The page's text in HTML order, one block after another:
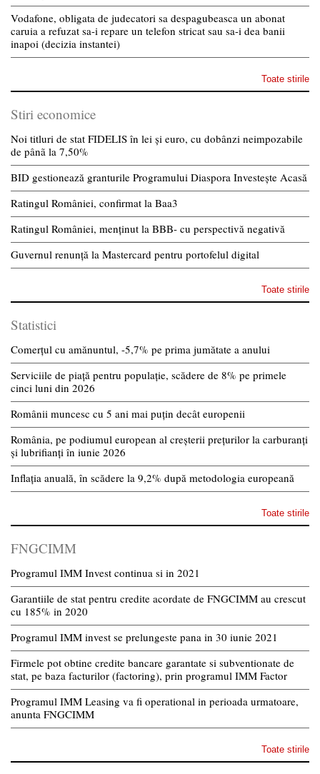
Vodafone, obligata de judecatori sa despagubeasca un abonat
caruia a refuzat sa-i repare un telefon stricat sau sa-i dea banii
inapoi (decizia instantei)
Toate stirile
Stiri economice
Noi titluri de stat FIDELIS în lei și euro, cu dobânzi neimpozabile
de pânã la 7,50%
BID gestionează granturile Programului Diaspora Investește Acasă
Ratingul României, confirmat la Baa3
Ratingul României, menținut la BBB- cu perspectivă negativă
Guvernul renunță la Mastercard pentru portofelul digital
Toate stirile
Statistici
Comerțul cu amănuntul, -5,7% pe prima jumătate a anului
Serviciile de piață pentru populație, scădere de 8% pe primele
cinci luni din 2026
Românii muncesc cu 5 ani mai puțin decât europenii
România, pe podiumul european al creșterii prețurilor la carburanți
și lubrifianți în iunie 2026
Inflația anuală, în scădere la 9,2% după metodologia europeană
Toate stirile
FNGCIMM
Programul IMM Invest continua si in 2021
Garantiile de stat pentru credite acordate de FNGCIMM au crescut
cu 185% in 2020
Programul IMM invest se prelungeste pana in 30 iunie 2021
Firmele pot obtine credite bancare garantate si subventionate de
stat, pe baza facturilor (factoring), prin programul IMM Factor
Programul IMM Leasing va fi operational in perioada urmatoare,
anunta FNGCIMM
Toate stirile